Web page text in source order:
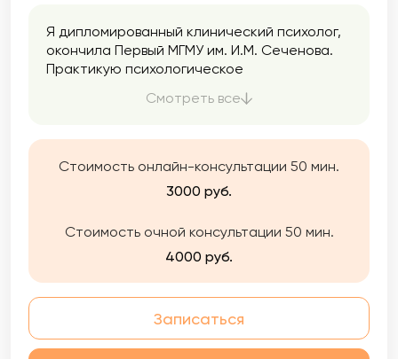
Я дипломированный клинический психолог,
окончила Первый МГМУ им. И.М. Сеченова.
Практикую психологическое
года при поддержке супервизора и
современной психодраммы, где я начала
учиться феноменологической психотерапии
Смотреть все
Стоимость онлайн-консультации 50 мин.
3000 руб.
Стоимость очной консультации 50 мин.
4000 руб.
Записаться